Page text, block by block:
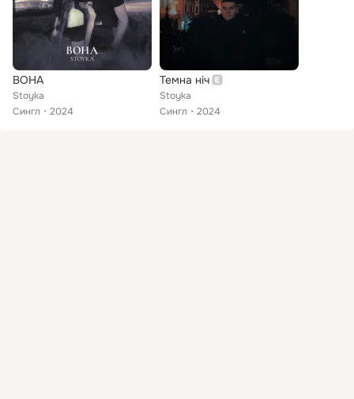
ВОНА
Stoyka
Сингл
2024
Темна ніч
Stoyka
Сингл
2024